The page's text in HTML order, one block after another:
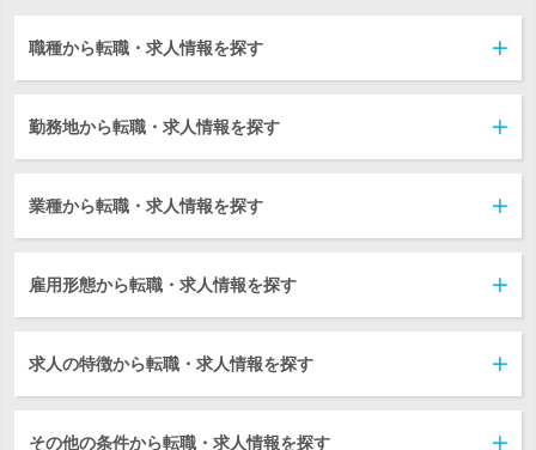
職種から転職・求人情報を探す
勤務地から転職・求人情報を探す
業種から転職・求人情報を探す
雇用形態から転職・求人情報を探す
求人の特徴から転職・求人情報を探す
その他の条件から転職・求人情報を探す